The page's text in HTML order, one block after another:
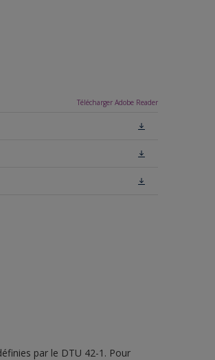
Télécharger Adobe Reader
par le DTU 42-1. Pour